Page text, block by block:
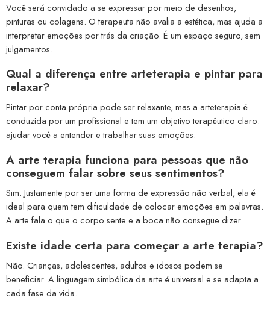
Você será convidado a se expressar por meio de desenhos,
pinturas ou colagens. O terapeuta não avalia a estética, mas ajuda a
interpretar emoções por trás da criação. É um espaço seguro, sem
julgamentos.
Qual a diferença entre arteterapia e pintar para
relaxar?
Pintar por conta própria pode ser relaxante, mas a arteterapia é
conduzida por um profissional e tem um objetivo terapêutico claro:
ajudar você a entender e trabalhar suas emoções.
A arte terapia funciona para pessoas que não
conseguem falar sobre seus sentimentos?
Sim. Justamente por ser uma forma de expressão não verbal, ela é
ideal para quem tem dificuldade de colocar emoções em palavras.
A arte fala o que o corpo sente e a boca não consegue dizer.
Existe idade certa para começar a arte terapia?
Não. Crianças, adolescentes, adultos e idosos podem se
beneficiar. A linguagem simbólica da arte é universal e se adapta a
cada fase da vida.